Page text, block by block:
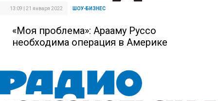
13:09 | 21 января 2022 ШОУ-БИЗНЕС
«Моя проблема»: Арааму Руссо
необходима операция в Америке